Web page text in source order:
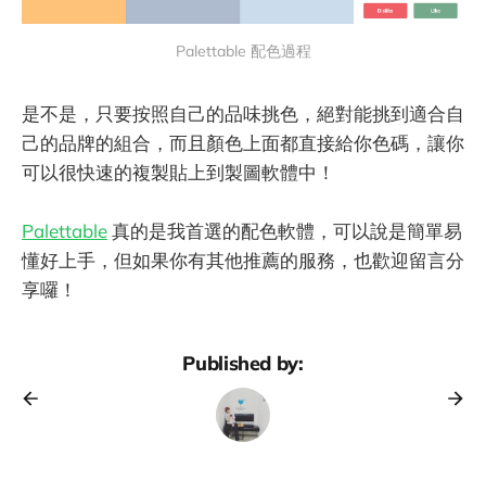
Palettable 配色過程
是不是，只要按照自己的品味挑色，絕對能挑到適合自
己的品牌的組合，而且顏色上面都直接給你色碼，讓你
可以很快速的複製貼上到製圖軟體中！
Palettable真的是我首選的配色軟體，可以說是簡單易
懂好上手，但如果你有其他推薦的服務，也歡迎留言分
享囉！
Published by: